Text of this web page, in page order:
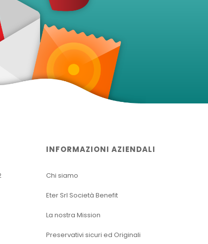
INFORMAZIONI AZIENDALI
Chi siamo
Eter Srl Società Benefit
La nostra Mission
Preservativi sicuri ed Originali